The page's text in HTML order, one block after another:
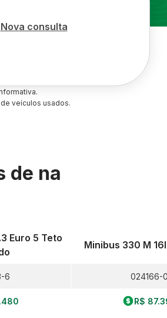
Nova consulta
veículos usados.
de na
Euro 5 Teto
6
Minibus 330 M
024166-0
R$